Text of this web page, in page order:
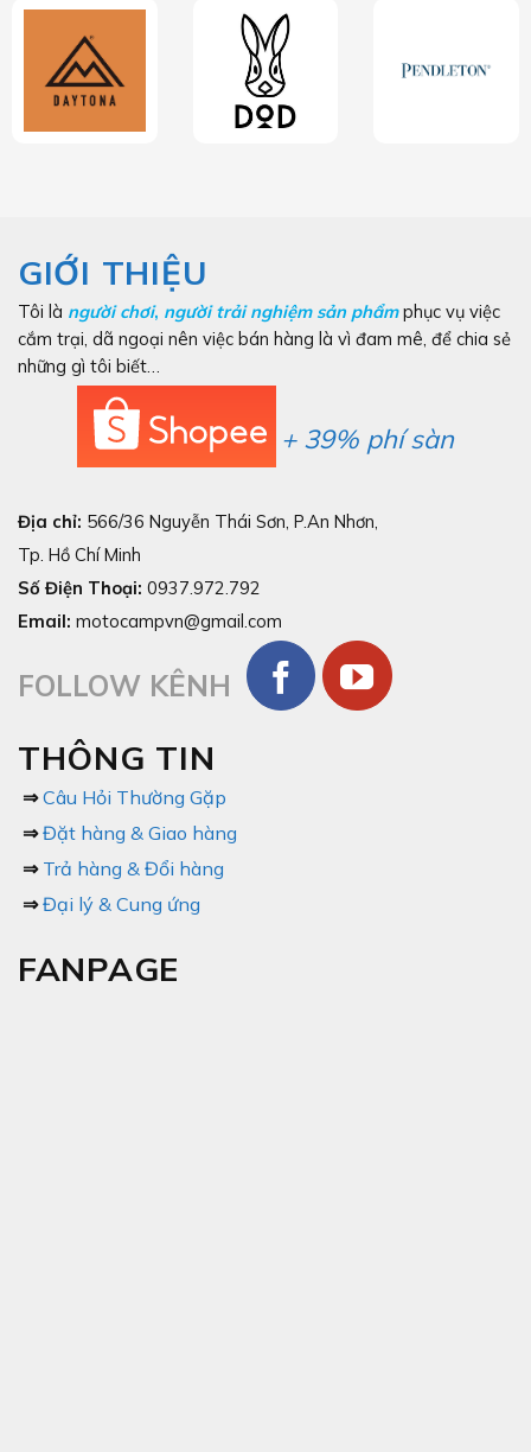
GIỚI THIỆU
Tôi là người chơi, người trải nghiệm sản phẩmphục vụ việc
cắm trại, dã ngoại nên việc bán hàng là vì đam mê, để chia sẻ
những gì tôi biết…
+ 39% phí sàn
Địa chỉ: 566/36 Nguyễn Thái Sơn, P.An Nhơn,
Tp. Hồ Chí Minh
Số Điện Thoại: 0937.972.792
Email: motocampvn@gmail.com
FOLLOW KÊNH
THÔNG TIN
⇒ Câu Hỏi Thường Gặp
⇒ Đặt hàng & Giao hàng
⇒ Trả hàng & Đổi hàng
⇒ Đại lý & Cung ứng
FANPAGE